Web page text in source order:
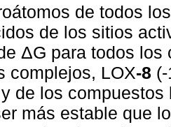
de todos
de los sitios
ΔG para todos los
complejos, LOX-8
de los compuestos
más estable que